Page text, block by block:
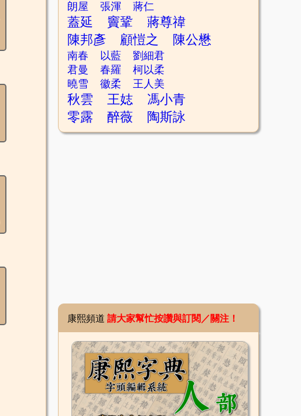
朗屋
張渾 蔣仁
蓋延 竇鞏
蔣尊禕
陳邦彥
顧愷之 陳公懋
南春 以藍
劉細君
君曼
春羅
柯以柔
曉雪
徽柔 王人美
秋雲 王娡
馮小青
零露
醉薇 陶斯詠
康熙頻道 請大家幫忙按讚與訂閱／關注！